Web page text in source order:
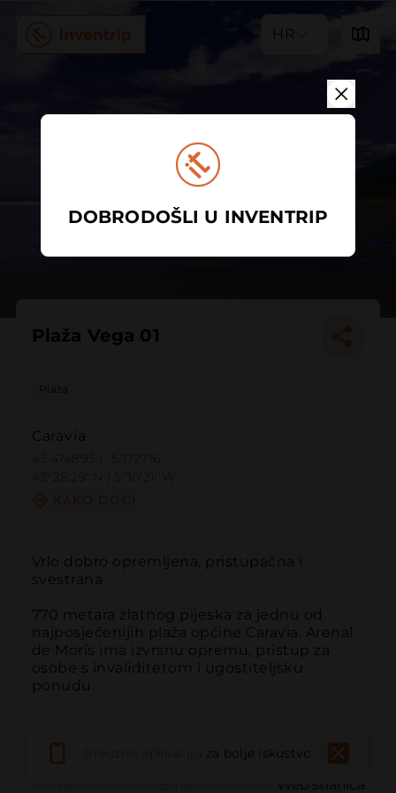
HR
Plaža Vega 01
Plaža
Caravia
Vrlo dobro opremljena, pristupačna i
svestrana
770 metara zlatnog pijeska za jednu od
najposjećenijih plaža općine Caravia. Arenal
de Morís ima izvrsnu opremu, pristup za
osobe s invaliditetom i ugostiteljsku
ponudu.
Web stranica
za bolje iskustvo
DOBRODOŠLI U INVENTRIP